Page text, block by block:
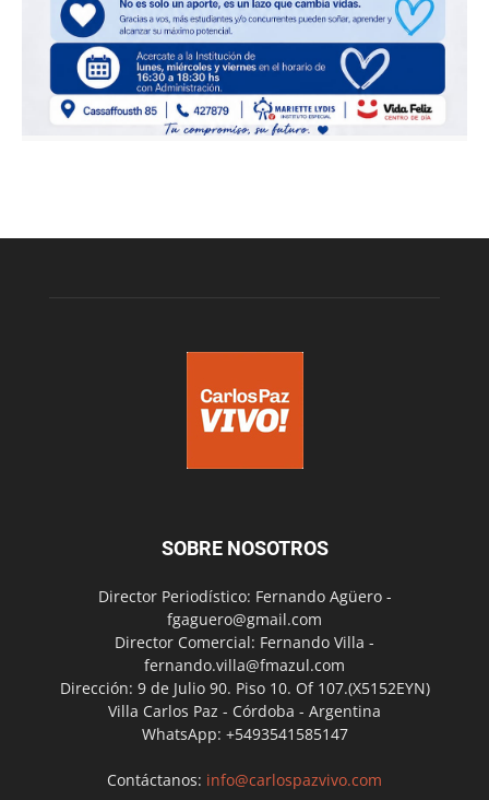
SOBRE NOSOTROS
Director Periodístico: Fernando Agüero -
fgaguero@gmail.com
Director Comercial: Fernando Villa -
fernando.villa@fmazul.com
Dirección: 9 de Julio 90. Piso 10. Of 107.(X5152EYN)
Villa Carlos Paz - Córdoba - Argentina
WhatsApp: +5493541585147
Contáctanos: info@carlospazvivo.com